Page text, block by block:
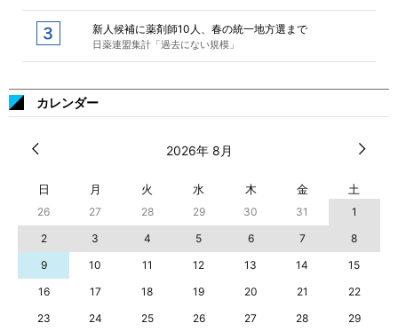
新人候補に薬剤師10人、春の統一地方選まで
日薬連盟集計「過去にない規模」
カレンダー
2026年 8月
日 月 火 水 木 金 土
26 27 28 29 30 31
1
2
3 4 5 6 7
8
9
10 11 12 13 14
15
16
17 18 19 20 21
22
23
24 25 26 27 28
29